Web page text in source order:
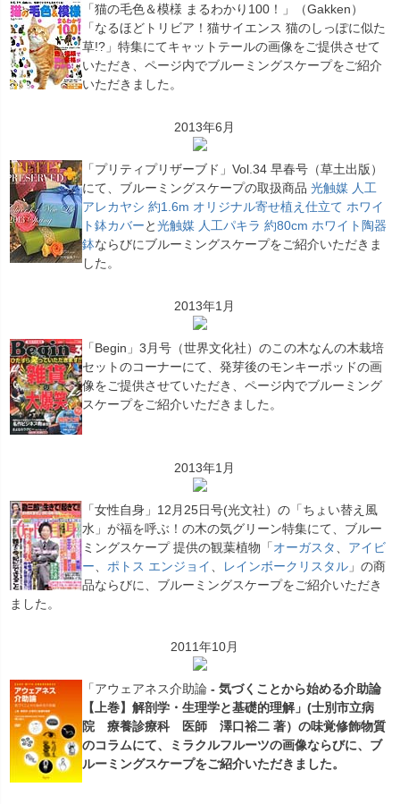
「猫の毛色＆模様 まるわかり100！」（Gakken）
「なるほどトリビア！猫サイエンス 猫のしっぽに似た
草!?」特集にてキャットテールの画像をご提供させて
いただき、ページ内でブルーミングスケープをご紹介
いただきました。
2013年6月
「プリティプリザーブド」Vol.34 早春号（草土出版）
にて、ブルーミングスケープの取扱商品 光触媒 人工
アレカヤシ 約1.6m オリジナル寄せ植え仕立て ホワイ
ト鉢カバーと光触媒 人工パキラ 約80cm ホワイト陶器
鉢ならびにブルーミングスケープをご紹介いただきま
した。
2013年1月
「Begin」3月号（世界文化社）のこの木なんの木栽培
セットのコーナーにて、発芽後のモンキーポッドの画
像をご提供させていただき、ページ内でブルーミング
スケープをご紹介いただきました。
2013年1月
「女性自身」12月25日号(光文社）の「ちょい替え風
水」が福を呼ぶ！の木の気グリーン特集にて、ブルー
ミングスケープ 提供の観葉植物「オーガスタ
アイビ
ー
ポトス エンジョイ レインボークリスタル 」の商
品ならびに、ブルーミングスケープをご紹介いただき
ました。
2011年10月
「アウェアネス介助論 - 気づくことから始める介助論
【上巻】解剖学・生理学と基礎的理解」(士別市立病
院 療養診療科 医師 澤口裕二 著）の味覚修飾物質
のコラムにて、ミラクルフルーツの画像ならびに、ブ
ルーミングスケープをご紹介いただきました。